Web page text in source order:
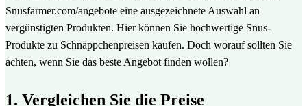
Snusfarmer.com/angebote eine ausgezeichnete Auswahl an
vergünstigten Produkten. Hier können Sie hochwertige Snus-
Produkte zu Schnäppchenpreisen kaufen. Doch worauf sollten Sie
achten, wenn Sie das beste Angebot finden wollen?
1. Vergleichen Sie die Preise